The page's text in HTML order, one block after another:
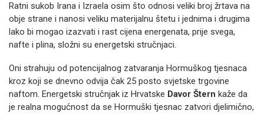
Ratni sukob Irana i Izraela osim što odnosi veliki broj žrtava na
obje strane i nanosi veliku materijalnu štetu i jednima i drugima
lako bi mogao izazvati i rast cijena energenata, prije svega,
nafte i plina, složni su energetski stručnjaci.
Oni strahuju od potencijalnog zatvaranja Hormuškog tjesnaca
kroz koji se dnevno odvija čak 25 posto svjetske trgovine
naftom. Energetski stručnjak iz Hrvatske Davor Štern kaže da
je realna mogućnost da se Hormuški tjesnac zatvori djelimično,